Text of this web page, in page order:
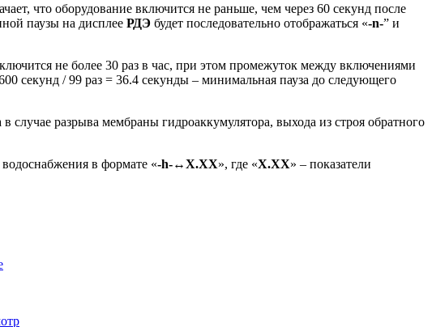
что оборудование включится не раньше, чем через 60 секунд после
паузы на дисплее РДЭ будет последовательно отображаться «-n-” и
не более 30 раз в час, при этом промежуток между включениями
секунд / 99 раз = 36.4 секунды – минимальная пауза до следующего
разрыва мембраны гидроаккумулятора, выхода из строя обратного
в формате «-h-↔Х.ХХ», где «Х.ХХ» – показатели